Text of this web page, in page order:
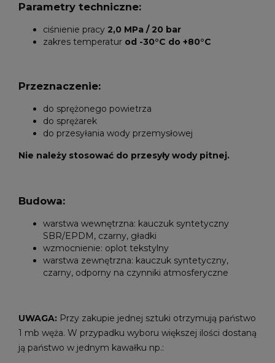
Parametry techniczne:
ciśnienie pracy 2,0 MPa / 20 bar
zakres temperatur od -30°C do +80°C
Przeznaczenie:
do sprężonego powietrza
do sprężarek
do przesyłania wody przemysłowej
Nie należy stosować do przesyły wody pitnej.
Budowa:
warstwa wewnętrzna: kauczuk syntetyczny
SBR/EPDM, czarny, gładki
wzmocnienie: oplot tekstylny
warstwa zewnętrzna: kauczuk syntetyczny,
czarny, odporny na czynniki atmosferyczne
UWAGA: Przy zakupie jednej sztuki otrzymują państwo
1 mb węża. W przypadku wyboru większej ilości dostaną
ją państwo w jednym kawałku np.: